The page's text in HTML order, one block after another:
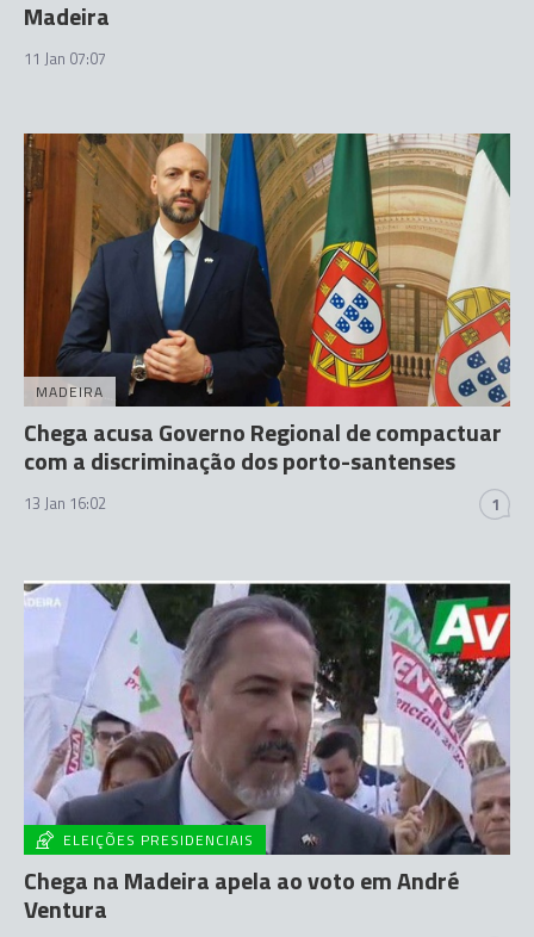
Madeira
11 Jan 07:07
MADEIRA
Chega acusa Governo Regional de compactuar
com a discriminação dos porto-santenses
13 Jan 16:02 1
ELEIÇÕES PRESIDENCIAIS
Chega na Madeira apela ao voto em André
Ventura